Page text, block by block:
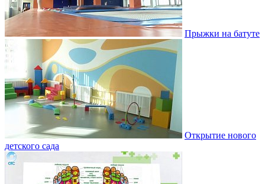
Прыжки на батуте
Открытие нового
детского сада